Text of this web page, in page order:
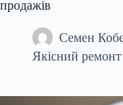
продажів
Семен
Якісний ремонт